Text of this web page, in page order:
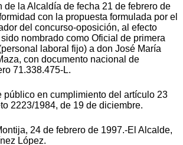
de la Alcaldía de fecha 21 de febrero de
con la propuesta formulada por el
del concurso-oposición, al efecto
nombrado como Oficial de primera
laboral fijo) a don José María
con documento nacional de
71.338.475-L.
público en cumplimiento del artículo 23
2223/1984, de 19 de diciembre.
24 de febrero de 1997.-El Alcalde,
López.